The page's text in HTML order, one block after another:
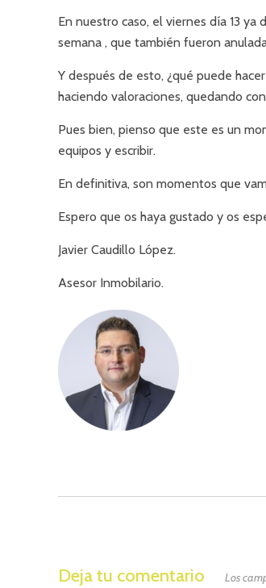
En nuestro caso, el viernes día 13
semana , que también fueron
Y después de esto, ¿qué puede
haciendo valoraciones, quedando
Pues bien, pienso que este es un
equipos y escribir.
En definitiva, son momentos que
Espero que os haya gustado y os
Javier Caudillo López.
Asesor Inmobilario.
Deja tu comentario Los